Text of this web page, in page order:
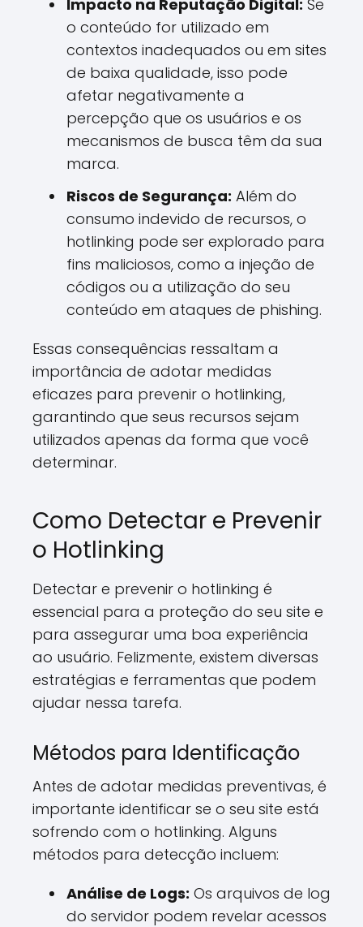
Impacto na Reputação Digital: Se
o conteúdo for utilizado em
contextos inadequados ou em sites
de baixa qualidade, isso pode
afetar negativamente a
percepção que os usuários e os
mecanismos de busca têm da sua
marca.
Riscos de Segurança: Além do
consumo indevido de recursos, o
hotlinking pode ser explorado para
fins maliciosos, como a injeção de
códigos ou a utilização do seu
conteúdo em ataques de phishing.
Essas consequências ressaltam a
importância de adotar medidas
eficazes para prevenir o hotlinking,
garantindo que seus recursos sejam
utilizados apenas da forma que você
determinar.
Como Detectar e Prevenir
o Hotlinking
Detectar e prevenir o hotlinking é
essencial para a proteção do seu site e
para assegurar uma boa experiência
ao usuário. Felizmente, existem diversas
estratégias e ferramentas que podem
ajudar nessa tarefa.
Métodos para Identificação
Antes de adotar medidas preventivas, é
importante identificar se o seu site está
sofrendo com o hotlinking. Alguns
métodos para detecção incluem:
Análise de Logs: Os arquivos de log
do servidor podem revelar acessos